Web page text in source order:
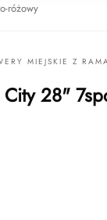
różowy
MIEJSKIE Z
28"